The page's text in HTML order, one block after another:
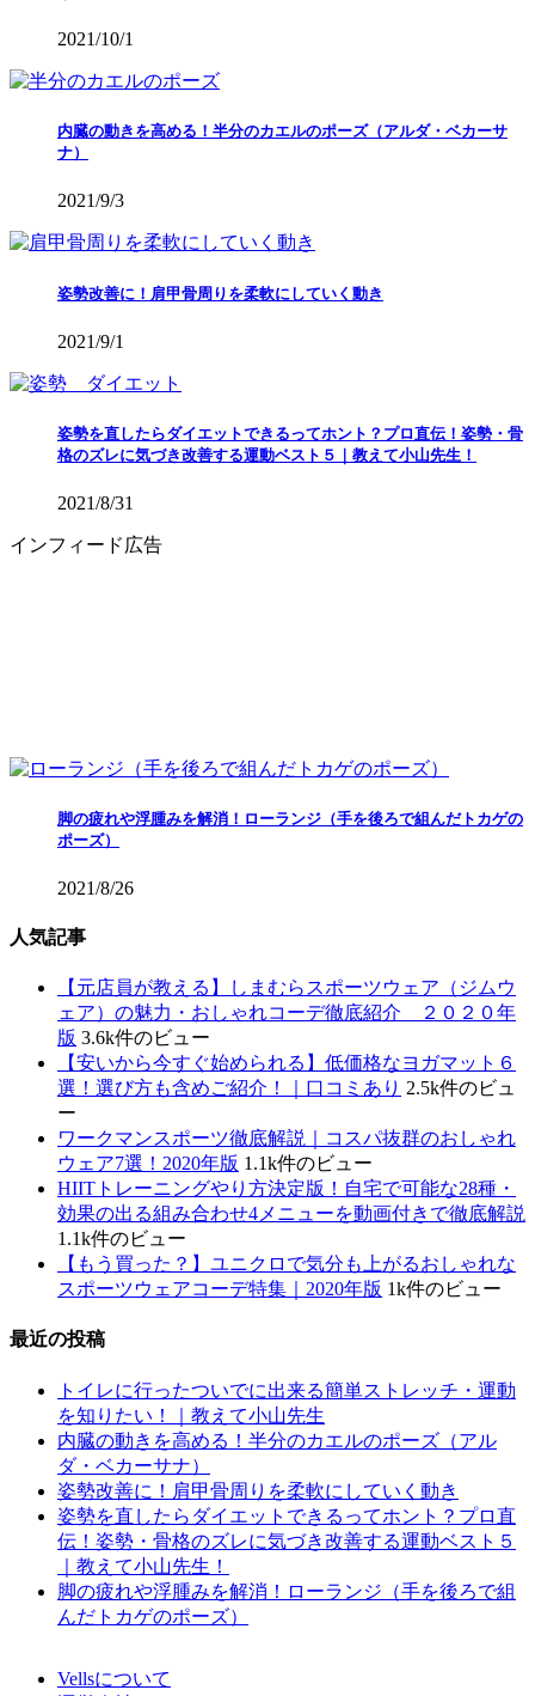
2021/10/1
内臓の動きを高める！半分のカエルのポーズ（アルダ・ベカーサ
ナ）
2021/9/3
姿勢改善に！肩甲骨周りを柔軟にしていく動き
2021/9/1
姿勢を直したらダイエットできるってホント？プロ直伝！姿勢・骨
格のズレに気づき改善する運動ベスト５｜教えて小山先生！
2021/8/31
インフィード広告
脚の疲れや浮腫みを解消！ローランジ（手を後ろで組んだトカゲの
ポーズ）
2021/8/26
人気記事
【元店員が教える︎】しまむらスポーツウェア（ジムウ
ェア）の魅力・おしゃれコーデ徹底紹介 ２０２０年
版 3.6k件のビュー
【安いから今すぐ始められる】低価格なヨガマット６
選！選び方も含めご紹介！｜口コミあり 2.5k件のビュ
ー
ワークマンスポーツ徹底解説｜コスパ抜群のおしゃれ
ウェア7選！2020年版 1.1k件のビュー
HIITトレーニングやり方決定版！自宅で可能な28種・
効果の出る組み合わせ4メニューを動画付きで徹底解説
1.1k件のビュー
【もう買った？】ユニクロで気分も上がるおしゃれな
スポーツウェアコーデ特集｜2020年版 1k件のビュー
最近の投稿
トイレに行ったついでに出来る簡単ストレッチ・運動
を知りたい！｜教えて小山先生
内臓の動きを高める！半分のカエルのポーズ（アル
ダ・ベカーサナ）
姿勢改善に！肩甲骨周りを柔軟にしていく動き
姿勢を直したらダイエットできるってホント？プロ直
伝！姿勢・骨格のズレに気づき改善する運動ベスト５
｜教えて小山先生！
脚の疲れや浮腫みを解消！ローランジ（手を後ろで組
んだトカゲのポーズ）
Vellsについて